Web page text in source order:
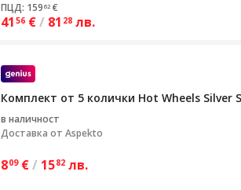
ПЦД: 159 62 €
41 56 €/ 81 28 лв.
Комплект от 5 колички Hot Wheels Silver
в наличност
Доставка от Aspekto
809 €/ 1582 лв.